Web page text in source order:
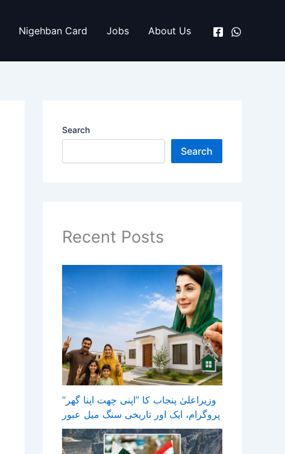
Nigehban Card Jobs About Us
Search
Search
Recent Posts
وزیراعلیٰ پنجاب کا ’’اپنی چھت اپنا گھر‘‘
پروگرام، ایک اور تاریخی سنگ میل عبور